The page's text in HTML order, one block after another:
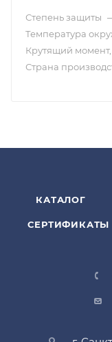
Степень защиты
Температура
Крутящий
Страна
КАТАЛОГ
СЕРТИФИКАТЫ